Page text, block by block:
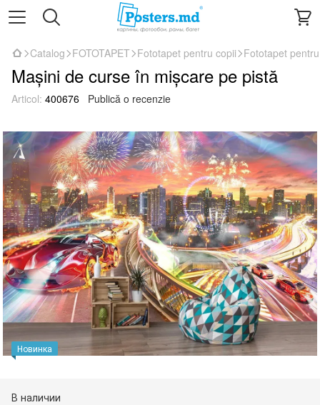
Catalog FOTOTAPET Fototapet pentru copii Fototapet
Mașini de curse în mișcare pe pistă
Articol: 400676 Publică o recenzie
Новинка
В наличии